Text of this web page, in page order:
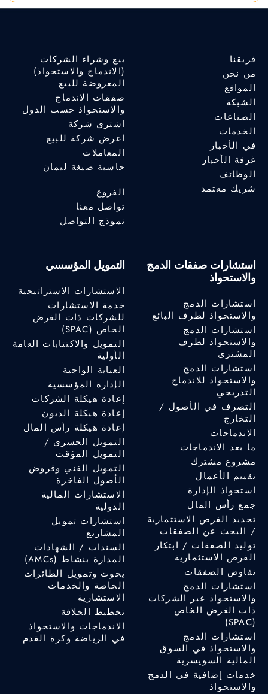
فريقنا
من نحن
المواقع
الشبكة
الصناعات
الخدمات
في الأخبار
غرفة الأخبار
الوظائف
شريك معتمد
بيع وشراء الشركات
(الاندماج والاستحواذ)
المعروضة للبيع
صفقات الاندماج
والاستحواذ حسب الدول
اشتري شركة
اعرض شركة للبيع
المعاملات
حاسبة صيغة ليمان
الفروع
تواصل معنا
نموذج التواصل
استشارات صفقات الدمج
والاستحواذ
استشارات الدمج
والاستحواذ لطرف البائع
استشارات الدمج
والاستحواذ لطرف
المشتري
استشارات الدمج
والاستحواذ للاندماج
التدريجي
التصرف في الأصول /
التخارج
الاندماجات
ما بعد الاندماجات
مشروع مشترك
تقييم الأعمال
استحواذ الإدارة
جمع رأس المال
تحديد الفرص الاستثمارية
/ البحث عن الصفقات
توليد الصفقات / ابتكار
الفرص الاستثمارية
تفاوض الصفقات
استشارات الدمج
والاستحواذ عبر الشركات
ذات الغرض الخاص
(SPAC)
استشارات الدمج
والاستحواذ في السوق
المالية السويسرية
خدمات إضافية في الدمج
والاستحواذ
التمويل المؤسسي
الاستشارات الاستراتيجية
خدمة الاستشارات
للشركات ذات الغرض
الخاص (SPAC)
التمويل والاكتتابات العامة
الأولية
العناية الواجبة
الإدارة المؤسسية
إعادة هيكلة الشركات
إعادة هيكلة الديون
إعادة هيكلة رأس المال
التمويل الجسري /
التمويل المؤقت
التمويل الفني وقروض
الأصول الفاخرة
الاستشارات المالية
الدولية
استشارات تمويل
المشاريع
السندات / الشهادات
المدارة بنشاط (AMCs)
يخوت وتمويل الطائرات
الخاصة والخدمات
الاستشارية
تخطيط الخلافة
الاندماجات والاستحواذ
في الرياضة وكرة القدم